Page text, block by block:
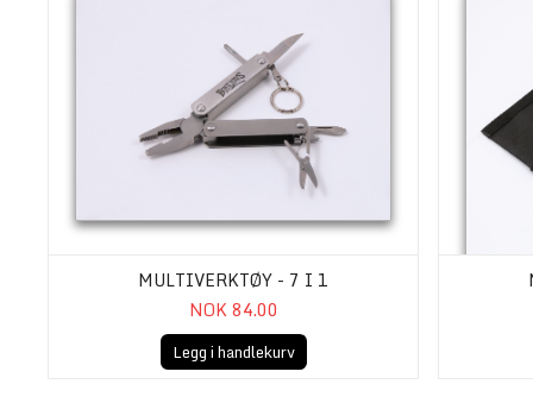
MULTIVERKTØY - 7 I 1
NOK 84.00
Legg i handlekurv